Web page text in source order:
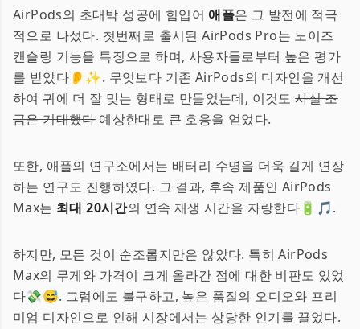
AirPods의 초대박 성공에 힘입어 애플은 그 발전에 적극
적으로 나섰다. 첫번째로 출시된 AirPods Pro는 노이즈
캔슬링 기능을 특징으로 하며, 사용자들로부터 높은 평가
를 받았다👂✨. 무엇보다 기존 AirPods의 디자인을 개선
하여 귀에 더 잘 맞는 형태로 만들었는데, 이것도사실 조
금은 기대했다예상한대로 큰 호응을 얻었다.
또한, 애플의 연구소에서는 배터리 수명을 더욱 길게 연장
하는 연구도 진행하였다. 그 결과, 후속 제품인 AirPods
Max는 최대 20시간의 연속 재생 시간을 자랑한다🔋🎵.
하지만, 모든 것이 순조롭지만은 않았다. 특히 AirPods
Max의 무게와 가격이 크게 올라간 점에 대한 비판도 있었
다💸😅. 그럼에도 불구하고, 높은 품질의 오디오와 프리
미엄 디자인으로 인해 시장에서는 상당한 인기를 끌었다.